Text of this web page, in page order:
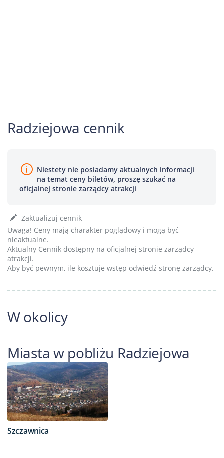
Radziejowa cennik
Niestety nie posiadamy aktualnych informacji
na temat ceny biletów, proszę szukać na
oficjalnej stronie zarządcy atrakcji
Zaktualizuj cennik
Uwaga! Ceny mają charakter poglądowy i mogą być
nieaktualne.
Aktualny Cennik dostępny na oficjalnej stronie zarządcy
atrakcji.
Aby być pewnym, ile kosztuje wstęp odwiedź stronę zarządcy.
W okolicy
Miasta w pobliżu Radziejowa
Szczawnica